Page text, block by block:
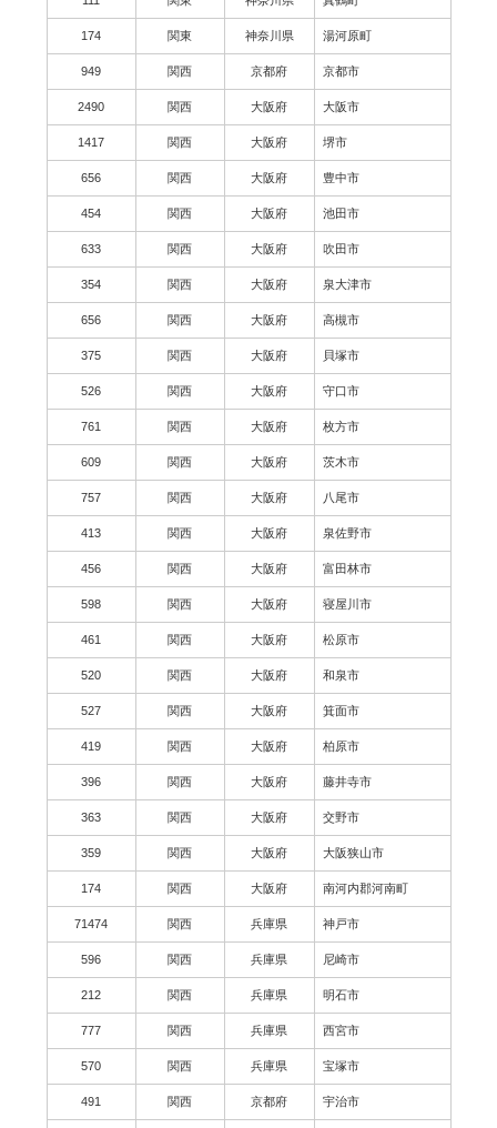
174 関東 神奈川県 湯河原町
949 関西 京都府 京都市
2490 関西 大阪府 大阪市
1417 関西 大阪府 堺市
656 関西 大阪府 豊中市
454 関西 大阪府 池田市
633 関西 大阪府 吹田市
354 関西 大阪府 泉大津市
656 関西 大阪府 高槻市
375 関西 大阪府 貝塚市
526 関西 大阪府 守口市
761 関西 大阪府 枚方市
609 関西 大阪府 茨木市
757 関西 大阪府 八尾市
413 関西 大阪府 泉佐野市
456 関西 大阪府 富田林市
598 関西 大阪府 寝屋川市
461 関西 大阪府 松原市
520 関西 大阪府 和泉市
527 関西 大阪府 箕面市
419 関西 大阪府 柏原市
396 関西 大阪府 藤井寺市
363 関西 大阪府 交野市
359 関西 大阪府 大阪狭山市
174 関西 大阪府 南河内郡河南町
71474 関西 兵庫県 神戸市
596 関西 兵庫県 尼崎市
212 関西 兵庫県 明石市
777 関西 兵庫県 西宮市
570 関西 兵庫県 宝塚市
491 関西 京都府 宇治市